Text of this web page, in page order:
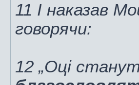
11 І наказав
говорячи:
12 „Оці